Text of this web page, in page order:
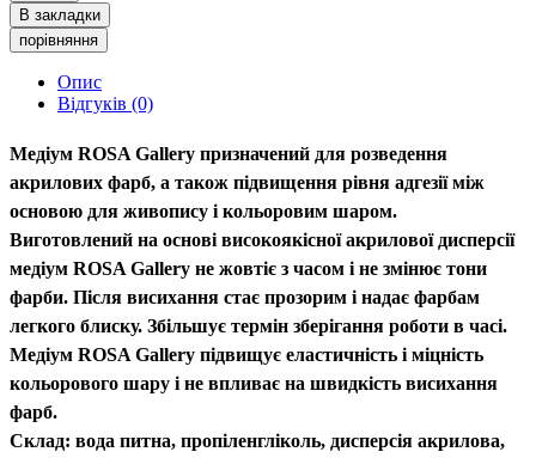
В закладки
порівняння
Опис
Відгуків (0)
Медіум ROSA Gallery призначений для розведення
акрилових фарб, а також підвищення рівня адгезії між
основою для живопису і кольоровим шаром.
Виготовлений на основі високоякісної акрилової дисперсії
медіум ROSA Gallery не жовтіє з часом і не змінює тони
фарби. Після висихання стає прозорим і надає фарбам
легкого блиску. Збільшує термін зберігання роботи в часі.
Медіум ROSA Gallery підвищує еластичність і міцність
кольорового шару і не впливає на швидкість висихання
фарб.
Склад: вода питна, пропіленгліколь, дисперсія акрилова,